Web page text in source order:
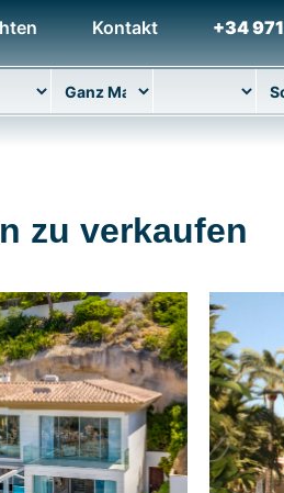
Kontakt +34
Bereich
zu verkaufen